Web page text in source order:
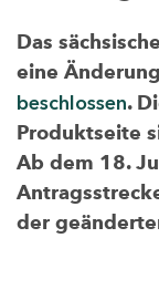
Das
eine
beschlossen.
Produktseite
Ab dem 18.
der